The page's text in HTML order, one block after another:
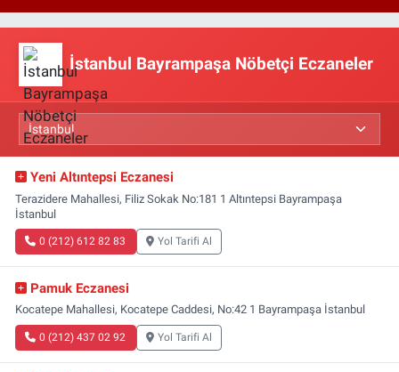
İstanbul Bayrampaşa Nöbetçi Eczaneler
Yeni Altıntepsi Eczanesi
Terazidere Mahallesi, Filiz Sokak No:181 1 Altıntepsi Bayrampaşa
İstanbul
0 (212) 612 82 83 Yol Tarifi Al
Pamuk Eczanesi
Kocatepe Mahallesi, Kocatepe Caddesi, No:42 1 Bayrampaşa İstanbul
0 (212) 437 02 92 Yol Tarifi Al